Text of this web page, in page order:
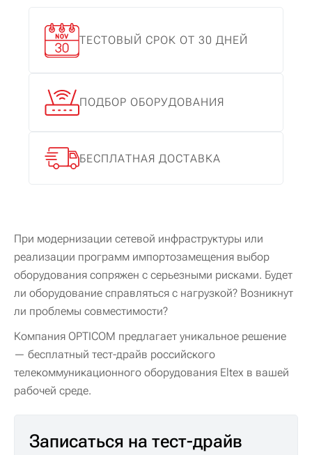
ТЕСТОВЫЙ СРОК ОТ 30 ДНЕЙ
ПОДБОР ОБОРУДОВАНИЯ
БЕСПЛАТНАЯ ДОСТАВКА
При модернизации сетевой инфраструктуры или
реализации программ импортозамещения выбор
оборудования сопряжен с серьезными рисками. Будет
ли оборудование справляться с нагрузкой? Возникнут
ли проблемы совместимости?
Компания OPTICOM предлагает уникальное решение
— бесплатный тест-драйв российского
телекоммуникационного оборудования Eltex в вашей
рабочей среде.
Записаться на тест-драйв